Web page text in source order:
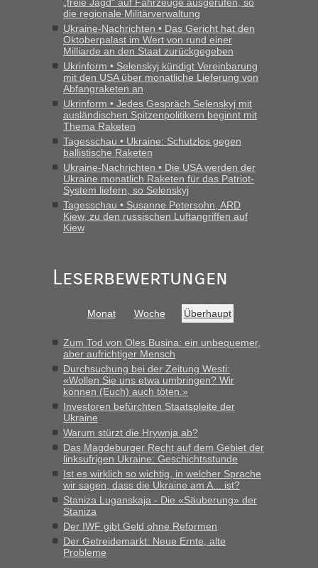
Bernd D-UAinBerichte und Reisetipps • Re: An
welchem Grenzübergang zwischen Polen und
der Ukraine geht es am schnellsten?
„Bin am Montag 15.6.26 um 8 Uhr in Urgyniw ausgereist,
das erste Mal an einem Montagmorgen ca. 15 Fahrzeuge
vor mir, bin sonst der Erste oder Zweite, egal, nach ca 20
Minuten wurde dann die nächste Welle...“
Berichte und Reisetipps • Re: An welchem
Grenzübergang zwischen Polen und der Ukraine
geht es am schnellsten?
„Derzeit, ist es überall sehr voll an den Grenzen Ukraine/
Polen. Zb. Krakovets 100 PKW ca. 10 h Wartezeit. Wollen
Montag rüber, versuchen es sehr früh.“
die regionale Militärverwaltung
Ukraine-Nachrichten • Das Gericht hat den
Oktoberpalast im Wert von rund einer
Milliarde an den Staat zurückgegeben
Ukrinform • Selenskyj kündigt Vereinbarung
mit den USA über monatliche Lieferung von
Abfangraketen an
Ukrinform • Jedes Gespräch Selenskyj mit
ausländischen Spitzenpolitikern beginnt mit
Thema Raketen
Tagesschau • Ukraine: Schutzlos gegen
ballistische Raketen
Ukraine-Nachrichten • Die USA werden der
Ukraine monatlich Raketen für das Patriot-
System liefern, so Selenskyj
Tagesschau • Susanne Petersohn, ARD
Kiew, zu den russischen Luftangriffen auf
Kiew
Leserbewertungen
Monat Woche Überhaupt
Zum Tod von Oles Busina: ein unbequemer,
aber aufrichtiger Mensch
Durchsuchung bei der Zeitung Westi:
«Wollen Sie uns etwa umbringen? Wir
können (Euch) auch töten.»
Investoren befürchten Staatspleite der
Ukraine
Warum stürzt die Hrywnja ab?
Das Magdeburger Recht auf dem Gebiet der
linksufrigen Ukraine: Geschichtsstunde
Ist es wirklich so wichtig, in welcher Sprache
wir sagen, dass die Ukraine am A... ist?
Staniza Luganskaja - Die «Säuberung» der
Staniza
Der IWF gibt Geld ohne Reformen
Der Getreidemarkt: Neue Ernte, alte
Probleme